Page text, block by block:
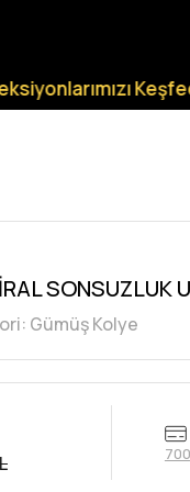
Keşfedin!
SONSUZLUK
Gümüş Kolye